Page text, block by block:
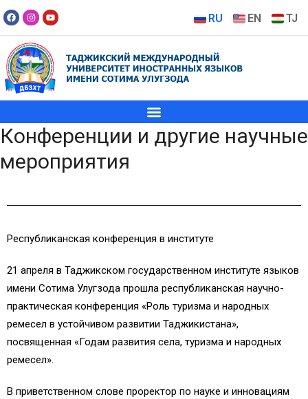
RU EN TJ
Конференции и другие научные
мероприятия
Республиканская конференция в институте
21 апреля в Таджикском государственном институте языков
имени Сотима Улугзода прошла республиканская научно-
практическая конференция «Роль туризма и народных
ремесел в устойчивом развитии Таджикистана»,
посвященная «Годам развития села, туризма и народных
ремесел».
В приветственном слове проректор по науке и инновациям